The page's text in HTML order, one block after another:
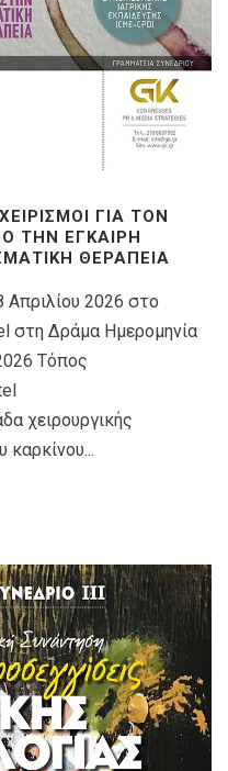
ΓΙΑ ΤΟΝ
ΤΗΝ ΈΓΚΑΙΡΗ
ΘΕΡΑΠΕΊΑ
2026 στο
στη Δράμα Ημερομηνία
Τόπος
χειρουργικής
καρκίνου...